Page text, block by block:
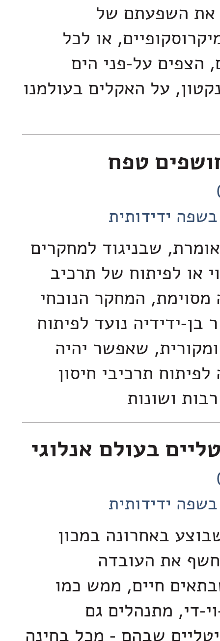
את השפעתם של
או לכל
הצפים על-פני הים
על האקלים בעולמנו
טפח
ידידותית
שבניגוד למחקרים
או לפיתוח של תרכיב
מסוימת, המחקר הנוכחי
ידידיה נועד לפיתוח
שאפשר יהיה
תרכיבי חיסון
ושונות
בעולם אנלוגי
ידידותית
באחרונה במכון
חשף את העובדה
חיים, ממש כמו
די, מתנהלים גם
שבהם - מכל בחינה